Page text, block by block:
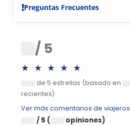
Preguntas Frecuentes
/ 5
★★★★★
de 5 estrellas (basado en
recientes)
Ver más comentarios de viajeros
/ 5 ( opiniones)